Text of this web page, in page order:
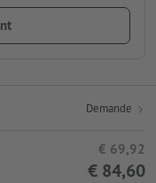
Demande
€ 69,92
€ 84,60